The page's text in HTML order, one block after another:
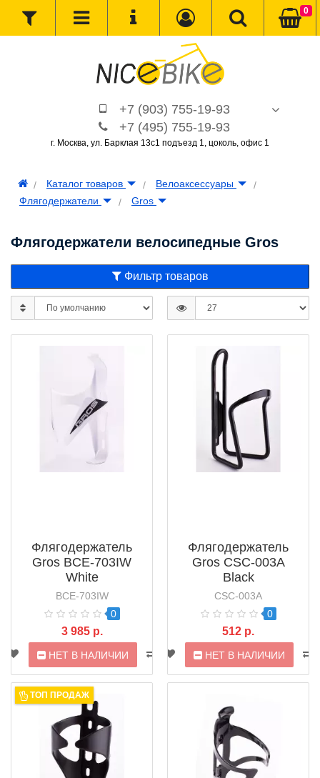
+7 (903) 755-19-93
+7 (495) 755-19-93
г. Москва, ул. Барклая 13с1 подъезд 1, цоколь, офис 1
0
Каталог товаров
Велоаксессуары
Флягодержатели
Gros
Флягодержатели велосипедные Gros
Фильтр товаров
Флягодержатель
Gros BCE-703IW
White
BCE-703IW
0
3 985 р.
НЕТ В НАЛИЧИИ
Флягодержатель
Gros CSC-003A
Black
CSC-003A
0
512 р.
НЕТ В НАЛИЧИИ
ТОП ПРОДАЖ